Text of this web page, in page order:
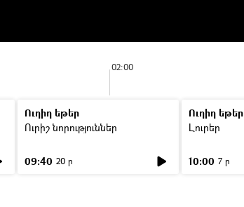
02:00
Ուղիղ եթեր
Ուրիշ նորություններ
09:40 20 ր
Ուղիղ եթեր
Լուրեր
10:00 7 ր